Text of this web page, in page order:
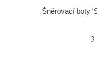
Šněrovací boty
3